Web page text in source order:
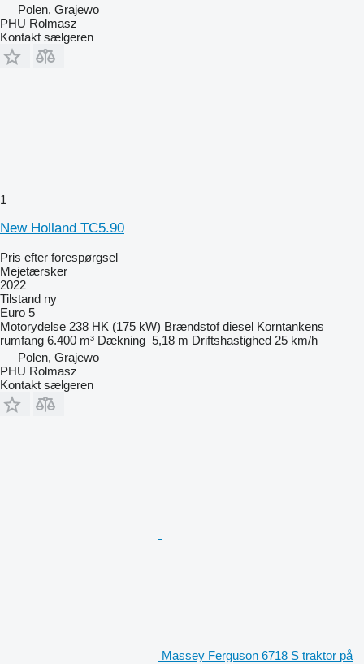
Polen, Grajewo
PHU Rolmasz
Kontakt sælgeren
1
New Holland TC5.90
Pris efter forespørgsel
Mejetærsker
2022
Tilstand ny
Euro 5
Motorydelse 238 HK (175 kW) Brændstof diesel Korntankens
rumfang 6.400 m³ Dækning 5,18 m Driftshastighed 25 km/h
Polen, Grajewo
PHU Rolmasz
Kontakt sælgeren
Massey Ferguson 6718 S traktor på